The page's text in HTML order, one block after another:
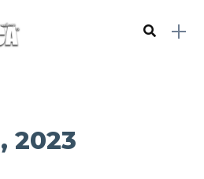
2023